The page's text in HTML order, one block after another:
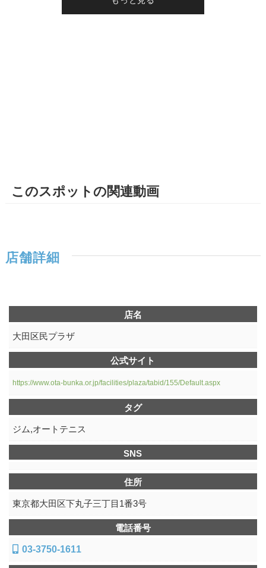
このスポットの関連動画
店舗詳細
店名
大田区民プラザ
公式サイト
https://www.ota-bunka.or.jp/facilities/plaza/tabid/155/Default.aspx
タグ
ジム,オートテニス
SNS
住所
東京都大田区下丸子三丁目1番3号
電話番号
03-3750-1611